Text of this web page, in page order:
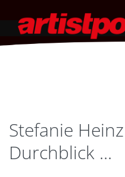
Stefanie
Durchblick ...